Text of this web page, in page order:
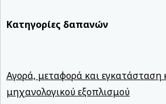
Κατηγορίες δαπανών
Αγορά, μεταφορά και εγκατάσταση
μηχανολογικού εξοπλισμού